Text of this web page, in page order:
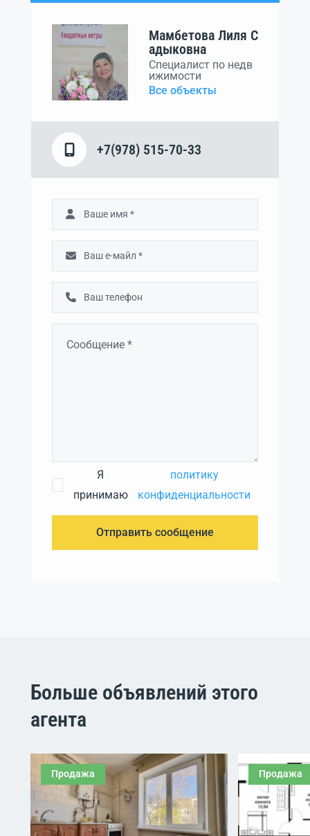
Мамбетова Лиля С
адыковна
Специалист по недв
ижимости
Все объекты
+7(978) 515-70-33
Я
принимаю
политику
конфиденциальности
Отправить сообщение
Больше объявлений этого
агента
Продажа Продажа